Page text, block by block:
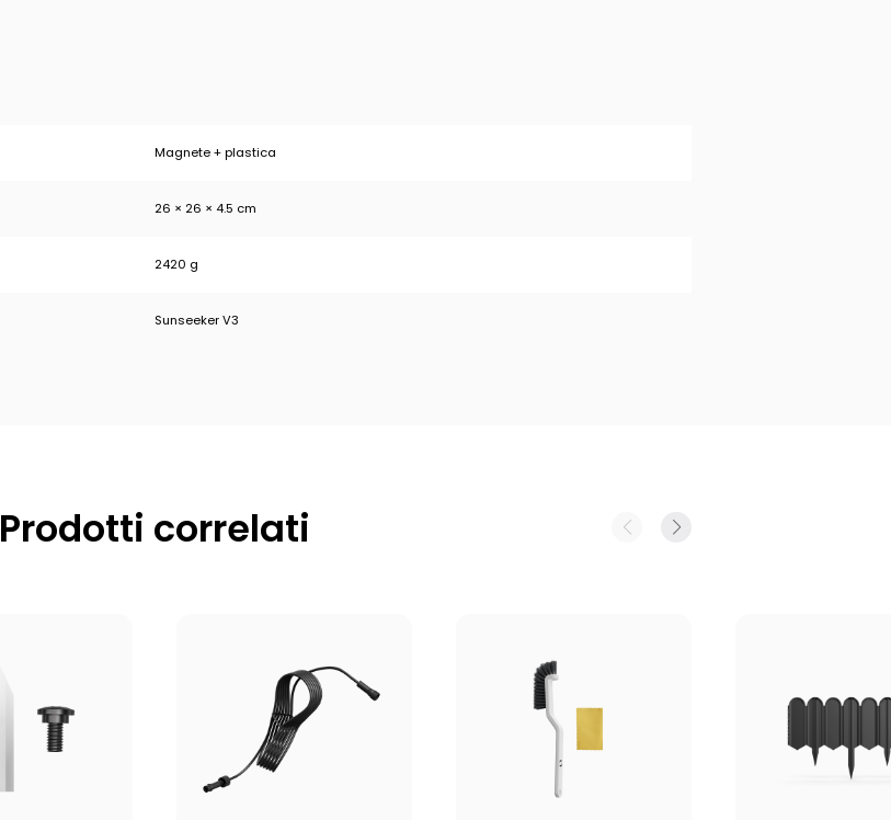
Magnete + plastica
26 × 26 × 4.5 cm
2420 g
Sunseeker V3
Prodotti correlati